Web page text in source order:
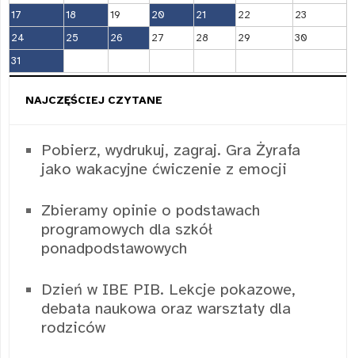
17
18 19 20 21 22
23
24
25 26 27 28 29
30
31
NAJCZĘŚCIEJ CZYTANE
Pobierz, wydrukuj, zagraj. Gra Żyrafa
jako wakacyjne ćwiczenie z emocji
Zbieramy opinie o podstawach
programowych dla szkół
ponadpodstawowych
Dzień w IBE PIB. Lekcje pokazowe,
debata naukowa oraz warsztaty dla
rodziców